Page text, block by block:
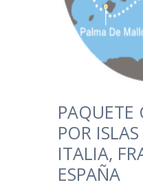
PAQUETE
POR
ITALIA,
ESPAÑA